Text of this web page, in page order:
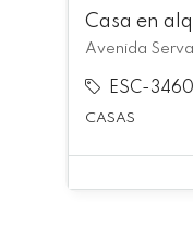
ESC-3460
CASAS